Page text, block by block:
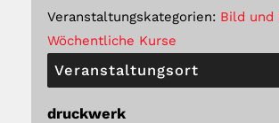
Veranstaltungskategorien: Bild und
Wöchentliche Kurse
Veranstaltungsort
druckwerk